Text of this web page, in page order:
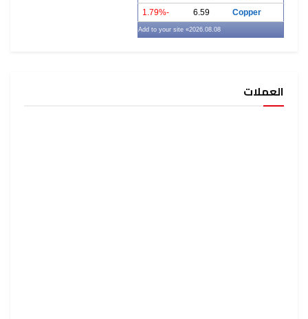
Copper
6.59
-1.79%
2026.08.08
» Add to your site
العملات